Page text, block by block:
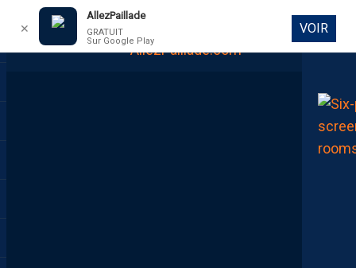
DIRECT
✕
AllezPaillade
GRATUIT
Sur Google Play
VOIR